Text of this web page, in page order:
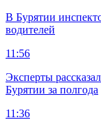
В Бурятии
водителей
11:56
Эксперты
Бурятии за полгода
11:36